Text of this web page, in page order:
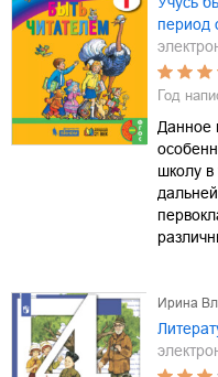
период
Год
Данное
школу
Ирина